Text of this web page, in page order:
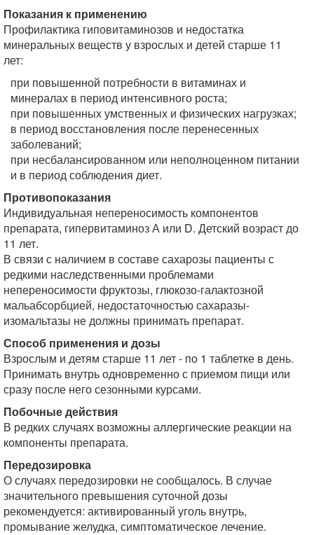
Показания к применению
Профилактика гиповитаминозов и недостатка
минеральных веществ у взрослых и детей старше 11
лет:
при повышенной потребности в витаминах и
минералах в период интенсивного роста;
при повышенных умственных и физических нагрузках;
в период восстановления после перенесенных
заболеваний;
при несбалансированном или неполноценном питании
и в период соблюдения диет.
Противопоказания
Индивидуальная непереносимость компонентов
препарата, гипервитаминоз А или D. Детский возраст до
11 лет.
В связи с наличием в составе сахарозы пациенты с
редкими наследственными проблемами
непереносимости фруктозы, глюкозо-галактозной
мальабсорбцией, недостаточностью сахаразы-
изомальтазы не должны принимать препарат.
Способ применения и дозы
Взрослым и детям старше 11 лет - по 1 таблетке в день.
Принимать внутрь одновременно с приемом пищи или
сразу после него сезонными курсами.
Побочные действия
В редких случаях возможны аллергические реакции на
компоненты препарата.
Передозировка
О случаях передозировки не сообщалось. В случае
значительного превышения суточной дозы
рекомендуется: активированный уголь внутрь,
промывание желудка, симптоматическое лечение.